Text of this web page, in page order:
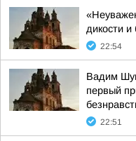
дикости и
22:54
Вадим
первый
22:51